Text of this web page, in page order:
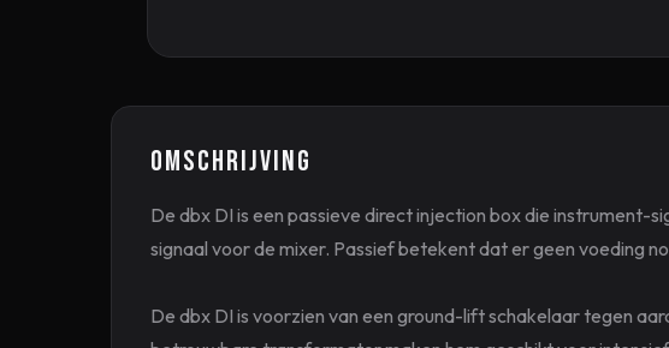
Omschrijving
De dbx DI is een passieve direct injection box die
signaal voor de mixer. Passief betekent dat er geen voeding
De dbx DI is voorzien van een ground-lift schakelaar tegen